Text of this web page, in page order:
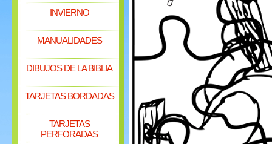
INVIERNO
MANUALIDADES
DIBUJOS DE LA BIBLIA
TARJETAS BORDADAS
TARJETAS
PERFORADAS